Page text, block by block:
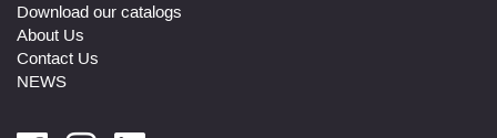
Download our catalogs
About Us
Contact Us
NEWS